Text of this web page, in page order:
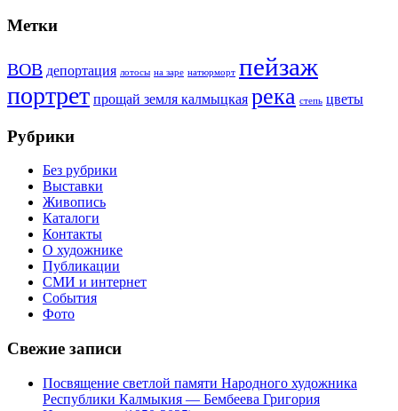
Метки
ВОВ депортация лотосы на заре натюрморт пейзаж
портрет прощай земля калмыцкая река степь цветы
Рубрики
Без рубрики
Выставки
Живопись
Каталоги
Контакты
О художнике
Публикации
СМИ и интернет
События
Фото
Свежие записи
Посвящение светлой памяти Народного художника
Республики Калмыкия — Бембеева Григория